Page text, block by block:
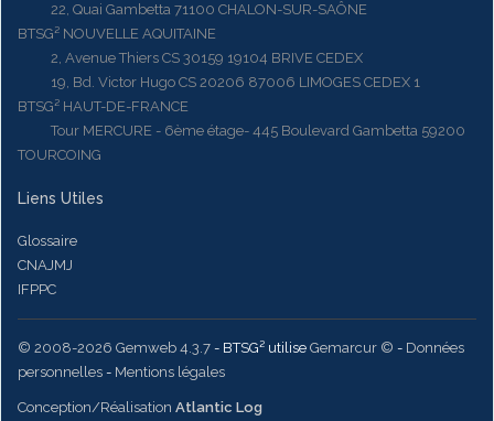
22, Quai Gambetta 71100 CHALON-SUR-SAÔNE
BTSG² NOUVELLE AQUITAINE
2, Avenue Thiers CS 30159 19104 BRIVE CEDEX
19, Bd. Victor Hugo CS 20206 87006 LIMOGES CEDEX 1
BTSG² HAUT-DE-FRANCE
Tour MERCURE - 6ème étage- 445 Boulevard Gambetta 59200
TOURCOING
Liens Utiles
Glossaire
CNAJMJ
IFPPC
© 2008-2026 Gemweb 4.3.7 - BTSG² utilise Gemarcur © - Données
personnelles - Mentions légales
Conception/Réalisation Atlantic Log